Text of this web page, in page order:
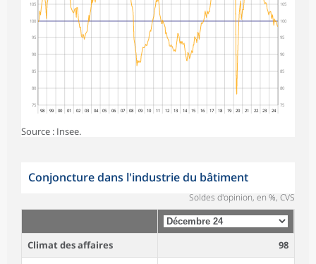
100
105
95
90
85
80
75 75
80
85
90
95
100
105
98 99 00 01 02 03 04 05 06 07 08 09 10 11 12 13 14 15 16 17 18 19 20 21 22 23 24
Source : Insee.
Conjoncture dans l'industrie du bâtiment
Soldes d'opinion, en %, CVS
Climat des affaires
98